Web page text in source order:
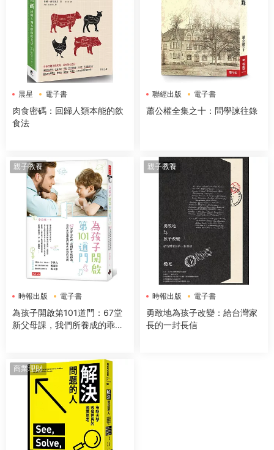
晨星 電子書
肉食密碼：回歸人類本能的飲
食法
聯經出版 電子書
蕭公權全集之十：問學諫往錄
親子教養
時報出版 電子書
為孩子開啟第101道門：67堂
新父母課，我們所養成的乖，
親子教養
時報出版 電子書
勇敢地為孩子改變：給台灣家
長的一封長信
商業理財